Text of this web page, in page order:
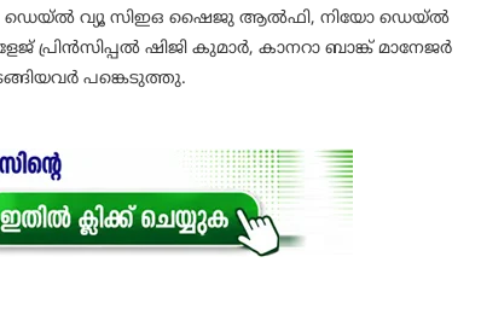
ഡെയ്ൽ വ്യൂ സിഇഒ ഷൈജു ആൽഫി, നിയോ ഡെയ്ൽ
ഷിജി കുമാർ, കാനറാ ബാങ്ക് മാനേജർ
പങ്കെടുത്തു.